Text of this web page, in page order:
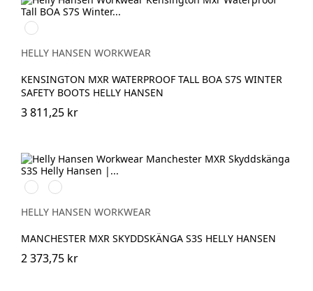
990
BLACK
HELLY HANSEN WORKWEAR
KENSINGTON MXR WATERPROOF TALL BOA S7S WINTER
SAFETY BOOTS HELLY HANSEN
3 811,25 kr
993
BLACK/YELLOW
999
BLACK/GREY
HELLY HANSEN WORKWEAR
MANCHESTER MXR SKYDDSKÄNGA S3S HELLY HANSEN
2 373,75 kr